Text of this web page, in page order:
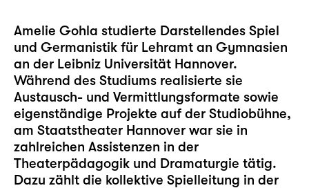
Amelie Gohla studierte Darstellendes Spiel
und Germanistik für Lehramt an Gymnasien
an der Leibniz Universität Hannover.
Während des Studiums realisierte sie
Austausch- und Vermittlungsformate sowie
eigenständige Projekte auf der Studiobühne,
am Staatstheater Hannover war sie in
zahlreichen Assistenzen in der
Theaterpädagogik und Dramaturgie tätig.
Dazu zählt die kollektive Spielleitung in der